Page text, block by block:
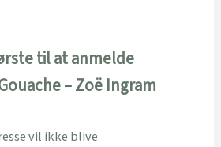
til at anmelde
– Zoë Ingram
vil ikke blive